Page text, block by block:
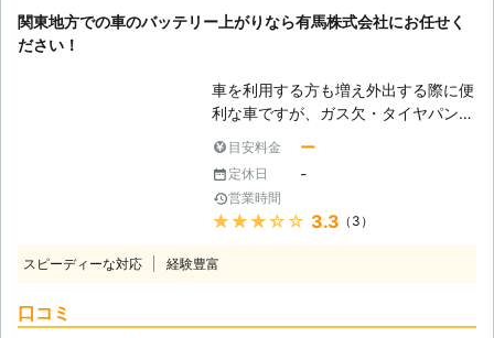
た状態でエアコンを使いすぎてしまっ
ッテリーの劣化 上記がバッテリー上
がりの原因となる、事象です。「あ
っ！これが原因かも！」という例は、
ありましたでしょうか。このような状
況を避けるためにも、参考にしてみて
くださいませ。 ●ジャンプスタート
による復旧！適切な作業で迅速に車を
動かします 弊社はお客様の車を、ジ
とは、車にエンジンを動かす程度の電
関東地方での車のバッテリー上がりなら有馬株式会社にお任せく
ださい！
車を利用する方も増え外出する際に便
利な車ですが、ガス欠・タイヤパン
るトラブルは多いです。 その中でも
車のバッテリー上がりに関する問題
は、依頼数の最も多いトラブルです。
外出先で突然エンジンが動かなくなっ
急にそのようなトラブルが発生してし
目安料金 ー
定休日 -
営業時間
★★★★★ 3.3 （3）
スピーディーな対応 経験豊富
口コミ